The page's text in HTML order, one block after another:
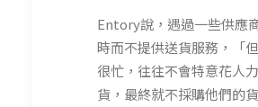
Entory說，遇過一些供應
時而不提供送貨服務，「
很忙，往往不會特意花人
貨，最終就不採購他們的